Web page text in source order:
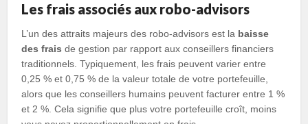
Les frais associés aux robo-advisors
L’un des attraits majeurs des robo-advisors est la baisse
des frais de gestion par rapport aux conseillers financiers
traditionnels. Typiquement, les frais peuvent varier entre
0,25 % et 0,75 % de la valeur totale de votre portefeuille,
alors que les conseillers humains peuvent facturer entre 1 %
et 2 %. Cela signifie que plus votre portefeuille croît, moins